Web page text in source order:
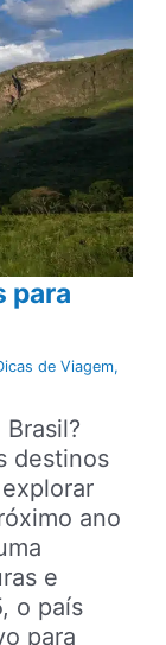
para
de Viagem,
destinos
ano
e
o país
para